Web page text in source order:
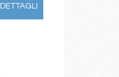
DETTAGLI